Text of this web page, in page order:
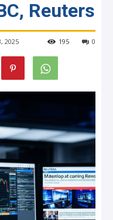
Reuters
2025 0
195